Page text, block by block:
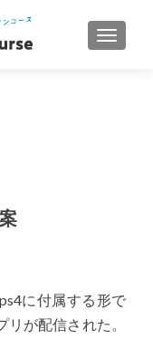
ナビゲ
に付属する形で
が配信された。